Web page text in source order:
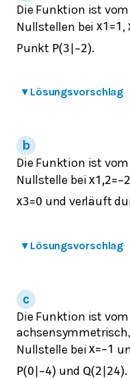
Die Funktion ist
Nullstellen bei x1 =1 ,
Punkt P(3 −2).
▾ Lösungsvorschlag
Die Funktion ist
Nullstelle beix1,2=−2
x3=0 und verläuft
▾ Lösungsvorschlag
Die Funktion ist vom
Nullstelle beix=−1
P(0 −4) und Q(2 24).